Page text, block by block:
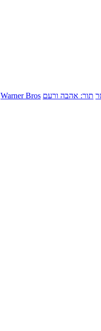
תור: אהבה ורעם Warner Bros